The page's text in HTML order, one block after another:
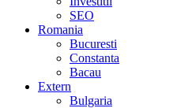
SEO
Romania
Bucuresti
Constanta
Bacau
Extern
Bulgaria